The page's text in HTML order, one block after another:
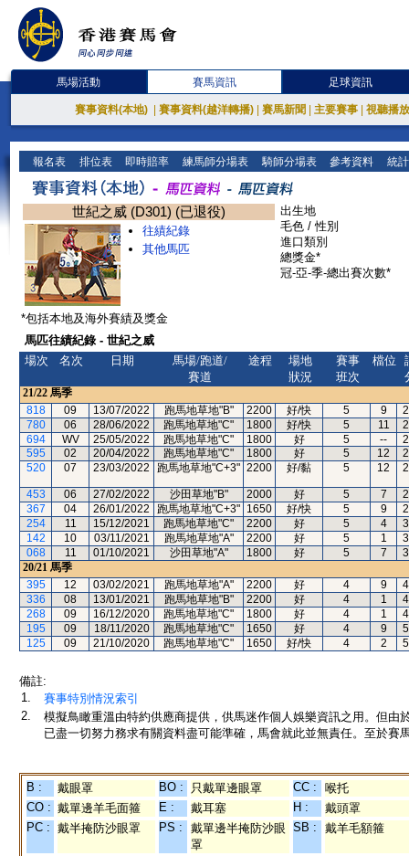
馬場活動 賽馬資訊 足球資訊
賽事資料(本地) 賽事資料(越洋轉播) 賽馬新聞 主要賽事 視聽播
報名表 排位表 即時賠率 練馬師分場表 騎師分場表 參考資料 統
世紀之威 (D301) (已退役)
往績紀錄
其他馬匹
出生地
毛色 / 性別
進口類別
總獎金*
冠-亞-季-總出賽次數*
*包括本地及海外賽績及獎金
馬匹往績紀錄 - 世紀之威
場次
名次 日期
馬場/跑道/
賽道
途程
場地
狀況
賽事
班次
檔位
21/22 馬季
818
09 13/07/2022 跑馬地草地"B" 2200 好/快 5 9
780
06 28/06/2022 跑馬地草地"C" 1800 好/快 5 11
694
WV 25/05/2022 跑馬地草地"C" 1800 好 5 --
595
02 20/04/2022 跑馬地草地"C" 1800 好 5 12
520
07 23/03/2022 跑馬地草地"C+3" 2200 好/黏 5 12
453 06 27/02/2022 沙田草地"B" 2000 好 5 7
367
04 26/01/2022 跑馬地草地"C+3" 1650 好/快 5 9
254
11 15/12/2021 跑馬地草地"C" 2200 好 5 4
142
10 03/11/2021 跑馬地草地"A" 2200 好 5 1
068
11 01/10/2021 沙田草地"A" 1800 好 5 7
20/21 馬季
395
12 03/02/2021 跑馬地草地"A" 2200 好 4 9
336
08 13/01/2021 跑馬地草地"B" 2200 好 4 1
268
09 16/12/2020 跑馬地草地"C" 1800 好 4 1
195
09 18/11/2020 跑馬地草地"C" 1650 好 4 9
125
09 21/10/2020 跑馬地草地"C" 1650 好/快 4 2
備註:
1.
賽事特別情況索引
2.
模擬鳥瞰重溫由特約供應商提供，供馬迷作個人娛樂資訊之用。但
已盡一切努力務求有關資料盡可能準確，馬會就此並無責任。至於賽
B : 戴眼罩 BO : 只戴單邊眼罩 CC :
喉托
CO : 戴單邊羊毛面箍 E : 戴耳塞 H :
戴頭罩
PC : 戴半掩防沙眼罩 PS :
戴單邊半掩防沙眼
罩
SB : 戴羊毛額箍